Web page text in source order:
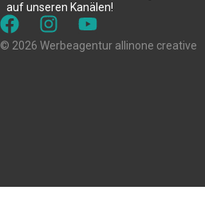
auf unseren Kanälen!
© 2026 Werbeagentur allinone creative